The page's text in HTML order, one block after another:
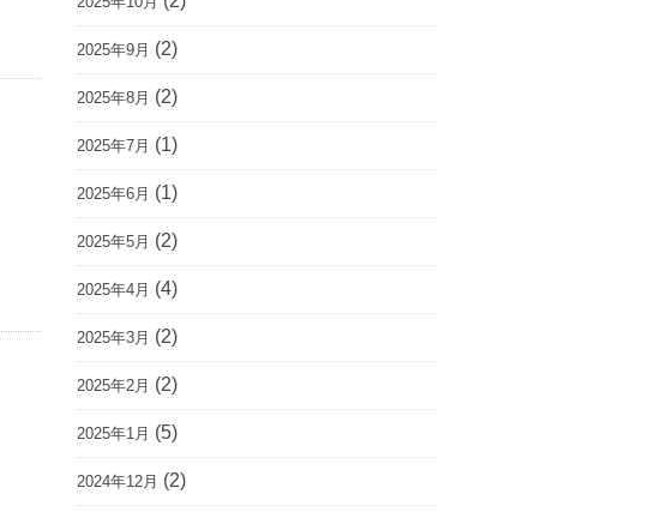
2025年9月 (2)
2025年8月 (2)
2025年7月 (1)
2025年6月 (1)
2025年5月 (2)
2025年4月 (4)
2025年3月 (2)
2025年2月 (2)
2025年1月 (5)
2024年12月 (2)